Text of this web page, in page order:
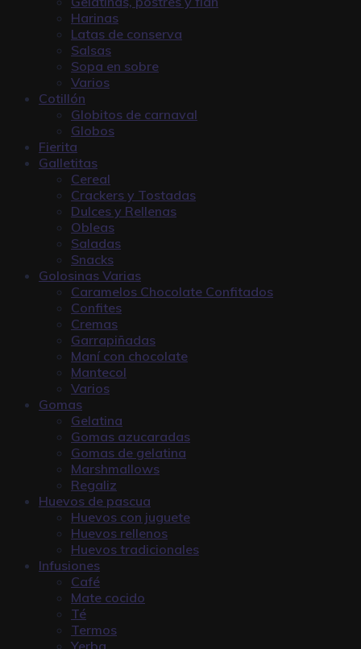
Harinas
Latas de conserva
Salsas
Sopa en sobre
Varios
Cotillón
Globitos de carnaval
Globos
Fierita
Galletitas
Cereal
Crackers y Tostadas
Dulces y Rellenas
Obleas
Saladas
Snacks
Golosinas Varias
Caramelos Chocolate Confitados
Confites
Cremas
Garrapiñadas
Maní con chocolate
Mantecol
Varios
Gomas
Gelatina
Gomas azucaradas
Gomas de gelatina
Marshmallows
Regaliz
Huevos de pascua
Huevos con juguete
Huevos rellenos
Huevos tradicionales
Infusiones
Café
Mate cocido
Té
Termos
Yerba